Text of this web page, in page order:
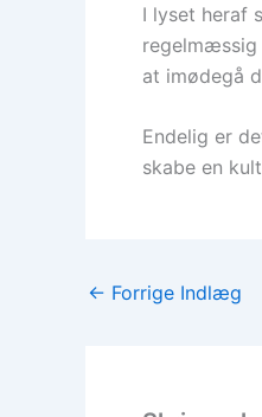
I lyset heraf
at imødegå
Endelig er
skabe en
← Forrige Indlæg